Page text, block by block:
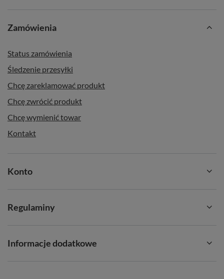
Zamówienia
Status zamówienia
Śledzenie przesyłki
Chcę zareklamować produkt
Chcę zwrócić produkt
Chcę wymienić towar
Kontakt
Konto
Regulaminy
Informacje dodatkowe